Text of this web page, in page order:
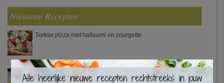
Nieuwste Recepten
Turkse pizza met halloumi en courgette
Waterzooi van pladijs met venkel (Colruyt) ×